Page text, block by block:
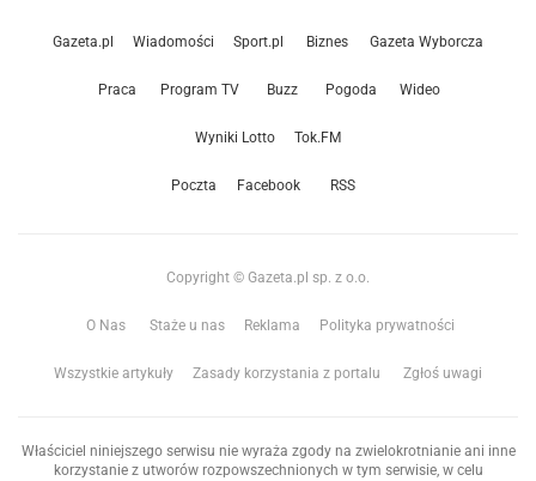
Gazeta.pl Wiadomości Sport.pl Biznes Gazeta Wyborcza
Praca Program TV Buzz Pogoda Wideo
Wyniki Lotto Tok.FM
Poczta Facebook RSS
Copyright © Gazeta.pl sp. z o.o.
O Nas Staże u nas Reklama Polityka prywatności
Wszystkie artykuły Zasady korzystania z portalu Zgłoś uwagi
Właściciel niniejszego serwisu nie wyraża zgody na zwielokrotnianie ani inne
korzystanie z utworów rozpowszechnionych w tym serwisie, w celu